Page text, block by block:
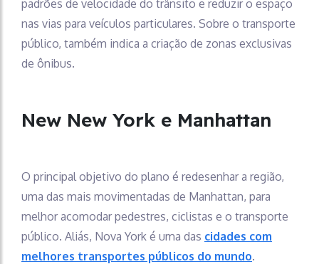
padrões de velocidade do trânsito e reduzir o espaço
nas vias para veículos particulares. Sobre o transporte
público, também indica a criação de zonas exclusivas
de ônibus.
New New York e Manhattan
O principal objetivo do plano é redesenhar a região,
uma das mais movimentadas de Manhattan, para
melhor acomodar pedestres, ciclistas e o transporte
público. Aliás, Nova York é uma das cidades com
melhores transportes públicos do mundo.